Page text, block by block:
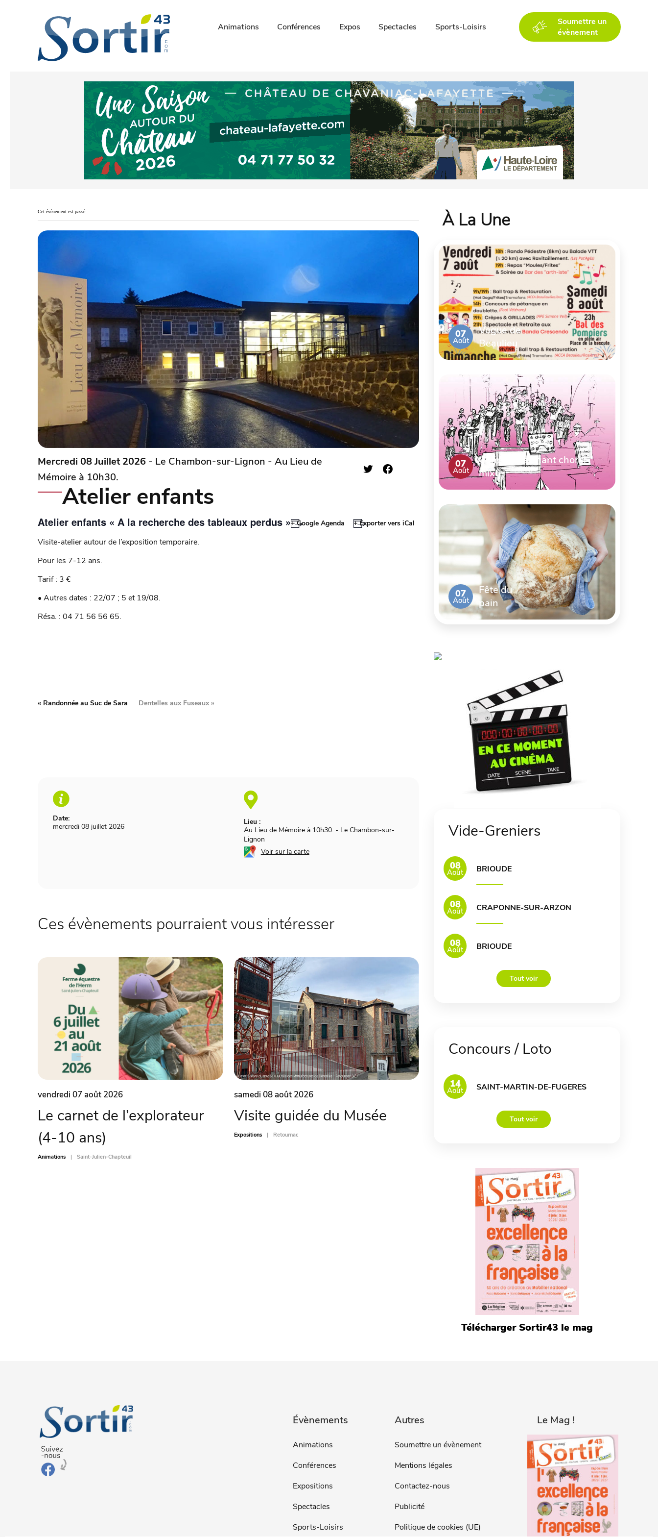
Animations Conférences Expos Spectacles Sports-Loisirs
Soumettre un
évènement
Cet évènement est passé
Mercredi 08 Juillet 2026 - Le Chambon-sur-Lignon - Au Lieu de
Mémoire à 10h30.
Atelier enfants
Atelier enfants « A la recherche des tableaux perdus »
Visite-atelier autour de l’exposition temporaire.
Pour les 7-12 ans.
Tarif : 3 €
• Autres dates : 22/07 ; 5 et 19/08.
Résa. : 04 71 56 56 65.
+ Google Agenda + Exporter vers iCal
Date:
mercredi 08 juillet 2026
Lieu :
Au Lieu de Mémoire à 10h30. - Le Chambon-sur-
Lignon
Voir sur la carte
« Randonnée au Suc de Sara Dentelles aux Fuseaux»
Ces évènements pourraient vous intéresser
vendredi 07 août 2026
Le carnet de l’explorateur
(4-10 ans)
Animations Saint-Julien-Chapteuil
samedi 08 août 2026
Visite guidée du Musée
Expositions Retournac
À La Une
07
Août
Vogue de
Beaulieu
07
Août
Concert de chant choral
mixte
07
Août
Fête du
pain
Vide-Greniers
08
Août BRIOUDE
08
Août CRAPONNE-SUR-ARZON
08
Août BRIOUDE
Tout voir
Concours / Loto
14
Août SAINT-MARTIN-DE-FUGERES
Tout voir
Télécharger Sortir43 le mag
Évènements
Animations
Conférences
Expositions
Spectacles
Sports-Loisirs
Autres
Soumettre un évènement
Mentions légales
Contactez-nous
Publicité
Politique de cookies (UE)
Le Mag !